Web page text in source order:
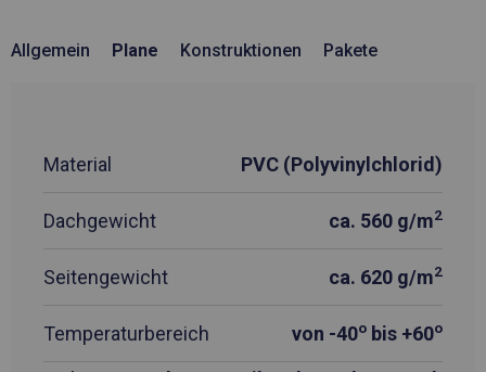
Allgemein Plane Konstruktionen Pakete
Material PVC (Polyvinylchlorid)
Dachgewicht ca. 560 g/m2
Seitengewicht ca. 620 g/m2
Temperaturbereich von -40o bis +60o